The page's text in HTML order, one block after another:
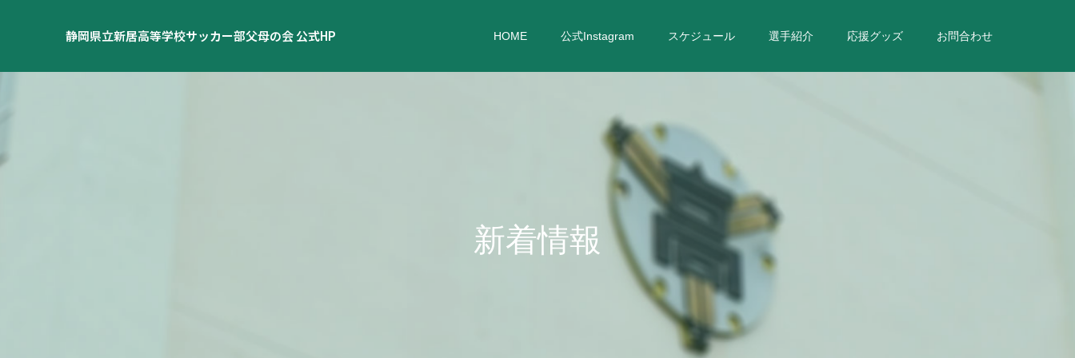
静岡県立新居高等学校サッカー部父母の会 公式HP HOME 公式Instagram スケジュール 選手紹介 応援グッズ お問合わせ
新着情報